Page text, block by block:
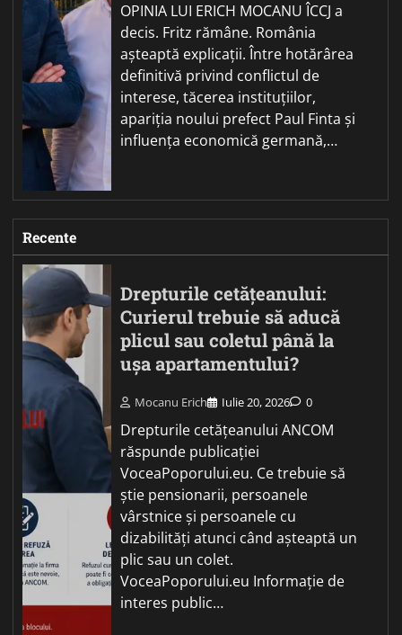
OPINIA LUI ERICH MOCANU ÎCCJ a
decis. Fritz rămâne. România
așteaptă explicații. Între hotărârea
definitivă privind conflictul de
interese, tăcerea instituțiilor,
apariția noului prefect Paul Finta și
influența economică germană,…
Recente
Drepturile cetățeanului:
Curierul trebuie să aducă
plicul sau coletul până la
ușa apartamentului?
Mocanu Erich Iulie 20, 2026 0
Drepturile cetățeanului ANCOM
răspunde publicației
VoceaPoporului.eu. Ce trebuie să
știe pensionarii, persoanele
vârstnice și persoanele cu
dizabilități atunci când așteaptă un
plic sau un colet.
VoceaPoporului.eu Informație de
interes public…